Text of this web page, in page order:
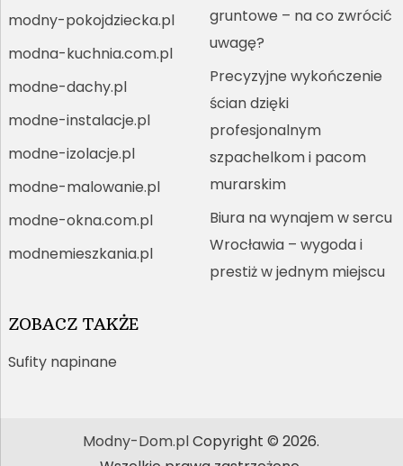
modny-pokojdziecka.pl
modna-kuchnia.com.pl
modne-dachy.pl
modne-instalacje.pl
modne-izolacje.pl
modne-malowanie.pl
modne-okna.com.pl
modnemieszkania.pl
gruntowe – na co zwrócić
uwagę?
Precyzyjne wykończenie
ścian dzięki
profesjonalnym
szpachelkom i pacom
murarskim
Biura na wynajem w sercu
Wrocławia – wygoda i
prestiż w jednym miejscu
ZOBACZ TAKŻE
Sufity napinane
Modny-Dom.plCopyright © 2026.